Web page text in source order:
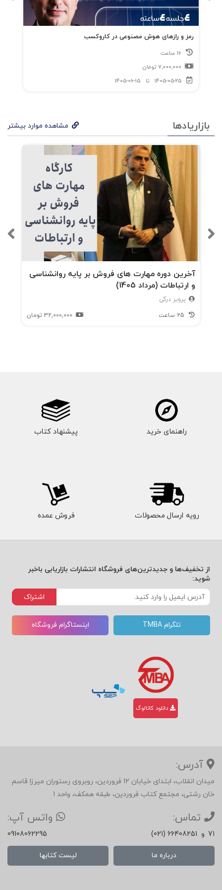
رمز و رازهای هوش مصنوعی در کاروکسب
7,000,000 تومان
1405-05-25
تا 1405-06-15
بازاریادها مشاهده موارد بیشتر
آخرین دوره مهارت های فروش بر پایه روانشناسی
و ارتباطات (مرداد 1405)
پرویز درگی
32,000,000 تومان
راهنمای خرید پیشنهاد کتاب
رویه ارسال محصولات فروش عمده
از تخفیف‌ها و جدیدترین‌های فروشگاه انتشارات بازاریابی باخبر
شوید:
اشتراک
تلگرام TMBA اینستاگرام فروشگاه
دانلود کاتالوگ
آدرس:
میدان انقلاب، ابتدای خیابان 12 فروردین، روبروی رستوران میرزا قاسم
خان رشتی، مجتمع کتاب فروردین، طبقه همکف، واحد 1
تماس:
(021) 66408251 و 71
واتس آپ:
09108062295
درباره ما لیست کتابها